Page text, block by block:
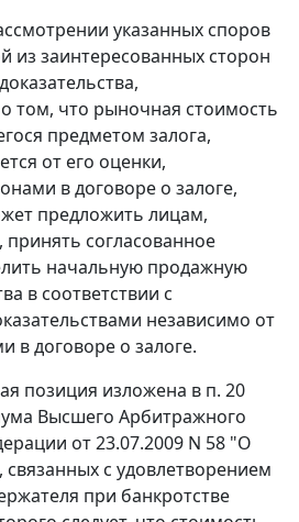
указанных споров
из заинтересованных сторон
том, что рыночная стоимость
предметом залога,
от его оценки,
в договоре о залоге,
предложить лицам,
согласованное
начальную продажную
в соответствии с
независимо от
в договоре о залоге.
позиция изложена в п. 20
Высшего Арбитражного
от 23.07.2009 N 58 "О
с удовлетворением
при банкротстве